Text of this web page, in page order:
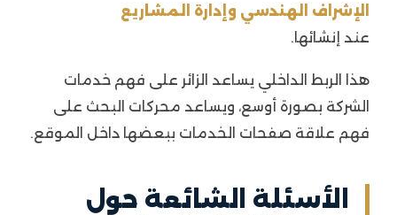
الإشراف الهندسي وإدارة المشاريع
عند إنشائها.
هذا الربط الداخلي يساعد الزائر على فهم خدمات
الشركة بصورة أوسع، ويساعد محركات البحث على
فهم علاقة صفحات الخدمات ببعضها داخل الموقع.
الأسئلة الشائعة حول